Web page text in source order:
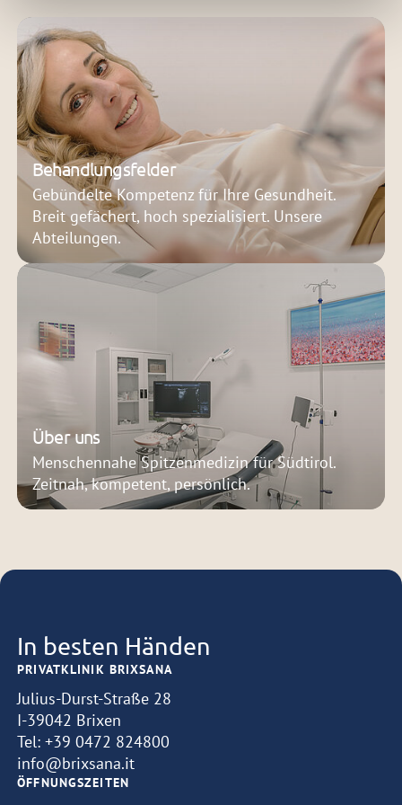
Behandlungsfelder
Gebündelte Kompetenz für Ihre Gesundheit.
Breit gefächert, hoch spezialisiert. Unsere
Abteilungen.
Über uns
Menschennahe Spitzenmedizin für Südtirol.
Zeitnah, kompetent, persönlich.
In besten Händen
PRIVATKLINIK BRIXSANA
Julius-Durst-Straße 28
I-39042 Brixen
Tel:+39 0472 824800
info@brixsana.it
ÖFFNUNGSZEITEN